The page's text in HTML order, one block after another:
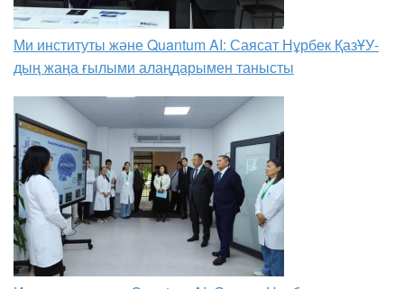
Ми институты және Quantum AI: Саясат Нұрбек ҚазҰУ-
дың жаңа ғылыми алаңдарымен танысты